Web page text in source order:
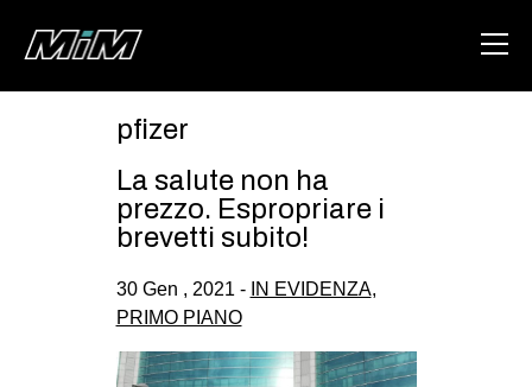
ABOUT
DEGENERAZIONE
CSOA LAMBRETTA
pfizer
La salute non ha
prezzo. Espropriare i
brevetti subito!
30 Gen , 2021 - IN EVIDENZA,
PRIMO PIANO